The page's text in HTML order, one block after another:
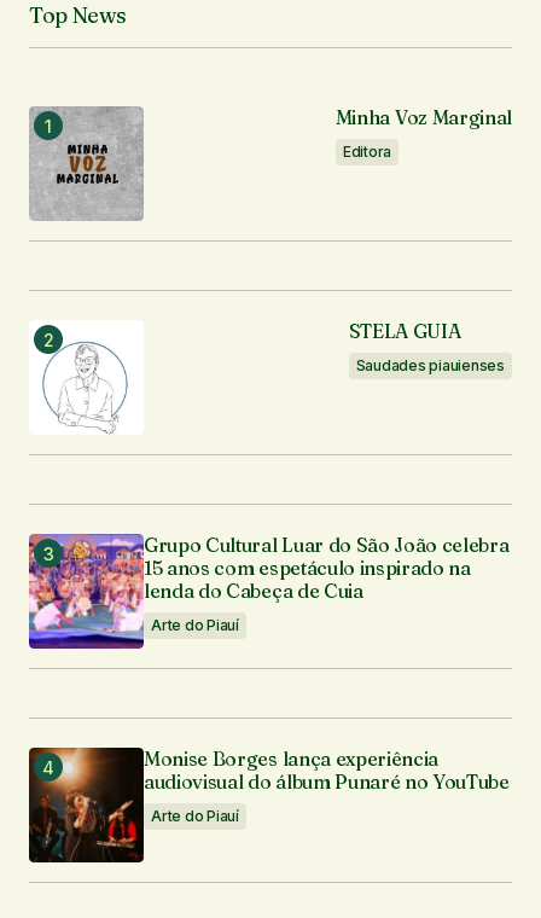
Top News
Minha Voz Marginal
Editora
STELA GUIA
Saudades piauienses
Grupo Cultural Luar do São João celebra
15 anos com espetáculo inspirado na
lenda do Cabeça de Cuia
Arte do Piauí
Monise Borges lança experiência
audiovisual do álbum Punaré no YouTube
Arte do Piauí